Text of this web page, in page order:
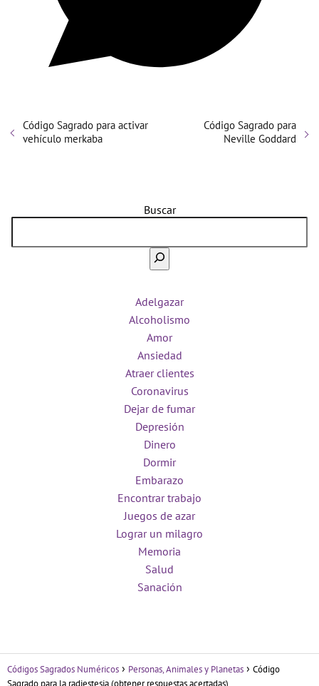
Código Sagrado para activar
vehículo merkaba
Código Sagrado para
Neville Goddard
Buscar
Adelgazar
Alcoholismo
Amor
Ansiedad
Atraer clientes
Coronavirus
Dejar de fumar
Depresión
Dinero
Dormir
Embarazo
Encontrar trabajo
Juegos de azar
Lograr un milagro
Memoria
Salud
Sanación
Códigos Sagrados Numéricos Personas, Animales y Planetas
Código